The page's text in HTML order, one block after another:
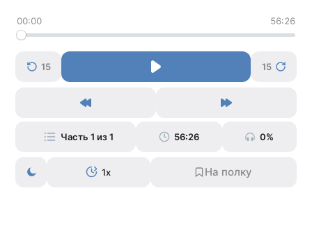
00:00 56:26
15 15
Часть 1 из 1 56:26 0%
1x